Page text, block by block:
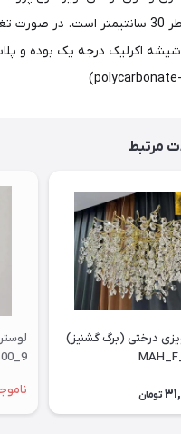
مرتبط
آویزی درختی (برگ گشنیز)
تومان